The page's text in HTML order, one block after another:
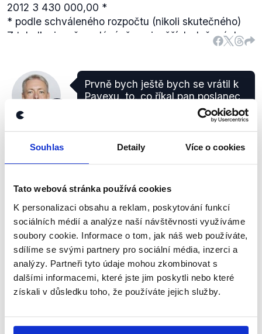
Souhlas Detaily Více o cookies
Tato webová stránka používá cookies
K personalizaci obsahu a reklam, poskytování funkcí
sociálních médií a analýze naší návštěvnosti využíváme
soubory cookie. Informace o tom, jak náš web používáte,
sdílíme se svými partnery pro sociální média, inzerci a
analýzy. Partneři tyto údaje mohou zkombinovat s
dalšími informacemi, které jste jim poskytli nebo které
získali v důsledku toho, že používáte jejich služby.
2012 3 430 000,00 *
* podle schváleného rozpočtu (nikoli skutečného)
Z tabulky jasně vyplývá, že nejvyšších daňových
příjmů dosáhl Plzeňský kraj v roce 2008 (tedy v
vyšších daňových příjmů dosaženo.
Milan
Chovanec
Prvně bych ještě bych se vrátil k
Pavexu, to, co říkal pan poslanec
Pospíšil, podle Pavexu se stav
silnic drobně zlepšil. (auditorská
společnost Pavex)
NEOVĚŘITELNÉ
Nepodařilo se nám z veřejných zdrojů dohledat
posudek zmíněné firmy a její konstatování stavu
krajských silnic. Stavu dopravní infrastruktury se v
dalších hodnoceních široce věnujeme, nicméně
zdroj od firmy Pavex, který by celkově
nepodařilo dohledat. Musíme tak výrok Milana